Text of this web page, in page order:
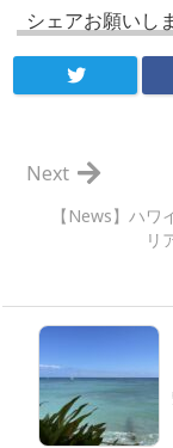
シェアお願いし
【News】ハ
リ
Next